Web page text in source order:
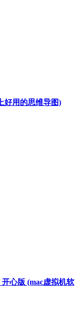
好用的思维导图)
开心版 (mac虚拟机软